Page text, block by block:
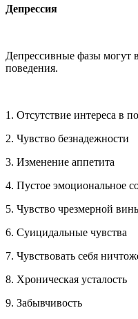
Депрессия
Депрессивные фазы могут
поведения.
1. Отсутствие интереса в
2. Чувство безнадежности
3. Изменение аппетита
4. Пустое эмоциональное
5. Чувство чрезмерной
6. Суицидальные чувства
7. Чувствовать себя
8. Хроническая усталость
9. Забывчивость